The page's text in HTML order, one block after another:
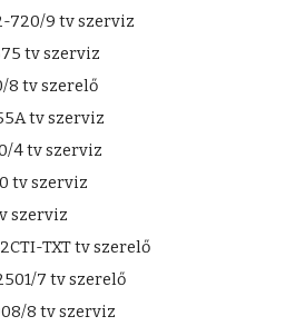
720/9 tv szerviz
tv szerviz
8 tv szerelő
tv szerviz
4 tv szerviz
tv szerviz
szerviz
TXT tv szerelő
7 tv szerelő
8 tv szerviz